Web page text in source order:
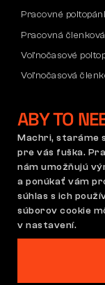
Pracovné
Pracovná
Voľnočasové
Voľnočasová
Mikiny
Obchodné
Nastavenie
ABY TO
Machri, staráme
pre vás fuška.
nám umožňujú
a ponúkať vám
súhlas s ich
súborov cookie
v nastavení.